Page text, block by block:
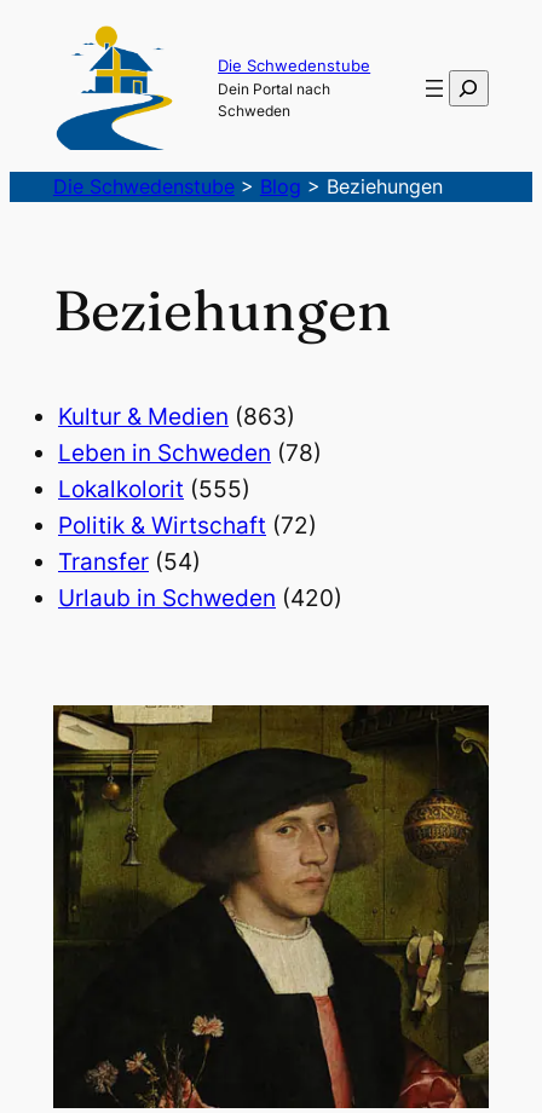
Die Schwedenstube
Dein Portal nach
Schweden
Suchen
Die Schwedenstube> Blog > Beziehungen
Beziehungen
Kultur & Medien (863)
Leben in Schweden (78)
Lokalkolorit (555)
Politik & Wirtschaft (72)
Transfer (54)
Urlaub in Schweden (420)